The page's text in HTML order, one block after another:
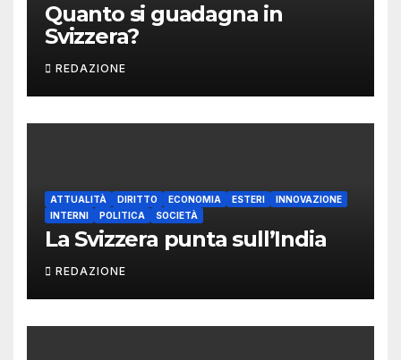
Quanto si guadagna in
Svizzera?
REDAZIONE
ATTUALITÀ DIRITTO ECONOMIA ESTERI
INNOVAZIONE
INTERNI
POLITICA SOCIETÀ
La Svizzera punta sull’India
REDAZIONE